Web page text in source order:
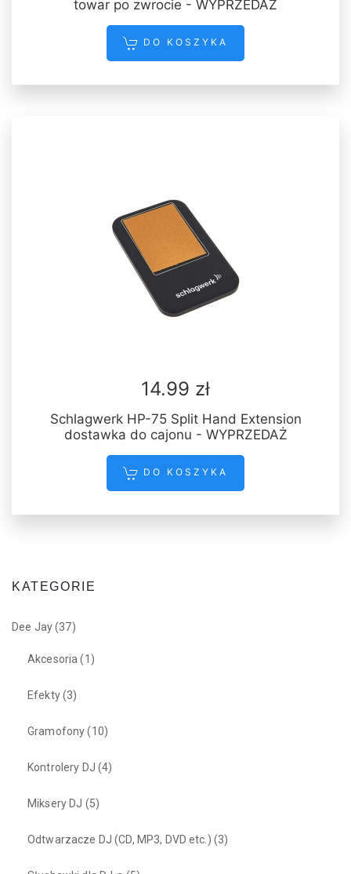
towar po zwrocie - WYPRZEDAŻ
DO KOSZYKA
14.99 zł
Schlagwerk HP-75 Split Hand Extension
dostawka do cajonu - WYPRZEDAŻ
DO KOSZYKA
KATEGORIE
Dee Jay(37)
Akcesoria (1)
Efekty(3)
Gramofony(10)
Kontrolery DJ (4)
Miksery DJ (5)
Odtwarzacze DJ (CD, MP3, DVD etc.) (3)